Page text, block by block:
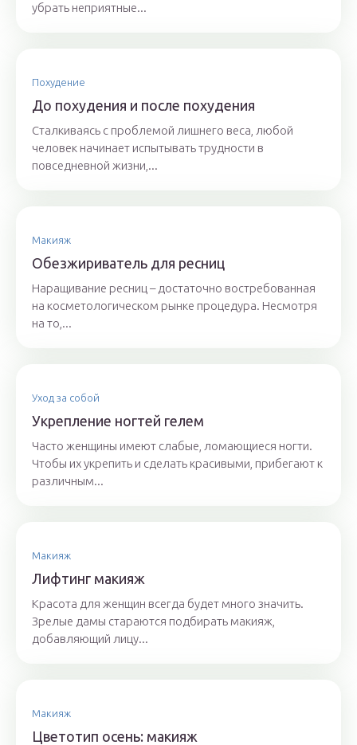
убрать неприятные...
Похудение
До похудения и после похудения
Сталкиваясь с проблемой лишнего веса, любой
человек начинает испытывать трудности в
повседневной жизни,...
Макияж
Обезжириватель для ресниц
Наращивание ресниц – достаточно востребованная
на косметологическом рынке процедура. Несмотря
на то,...
Уход за собой
Укрепление ногтей гелем
Часто женщины имеют слабые, ломающиеся ногти.
Чтобы их укрепить и сделать красивыми, прибегают к
различным...
Макияж
Лифтинг макияж
Красота для женщин всегда будет много значить.
Зрелые дамы стараются подбирать макияж,
добавляющий лицу...
Макияж
Цветотип осень: макияж